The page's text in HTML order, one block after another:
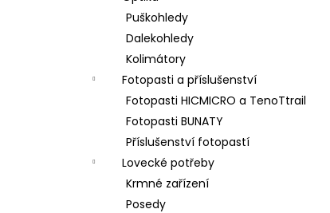
Puškohledy
Dalekohledy
Kolimátory
Fotopasti a příslušenství
Fotopasti HICMICRO a TenoTtrail
Fotopasti BUNATY
Příslušenství fotopastí
Lovecké potřeby
Krmné zařízení
Posedy